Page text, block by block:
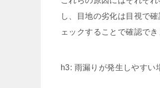
し、目地の劣化は目視で
ェックすることで確認で
h3: 雨漏りが発生しやすい